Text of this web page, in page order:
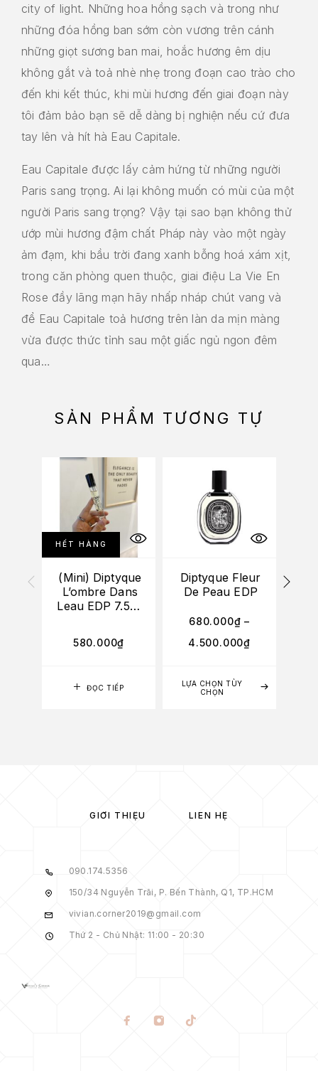
city of light. Những hoa hồng sạch và trong như
những đóa hồng ban sớm còn vương trên cánh
những giọt sương ban mai, hoắc hương êm dịu
không gắt và toả nhè nhẹ trong đoạn cao trào cho
đến khi kết thúc, khi mùi hương đến giai đoạn này
tôi đảm bảo bạn sẽ dễ dàng bị nghiện nếu cứ đưa
tay lên và hít hà Eau Capitale.
Eau Capitale được lấy cảm hứng từ những người
Paris sang trọng. Ai lại không muốn có mùi của một
người Paris sang trọng? Vậy tại sao bạn không thử
ướp mùi hương đậm chất Pháp này vào một ngày
ảm đạm, khi bầu trời đang xanh bỗng hoá xám xịt,
trong căn phòng quen thuộc, giai điệu La Vie En
Rose đầy lãng mạn hãy nhấp nháp chút vang và
để Eau Capitale toả hương trên làn da mịn màng
vừa được thức tỉnh sau một giấc ngủ ngon đêm
qua…
SẢN PHẨM TƯƠNG TỰ
HẾT HÀNG
ĐỌC TIẾP
(Mini) Diptyque
L’ombre Dans
Leau EDP 7.5ml
580.000₫
LỰA CHỌN TÙY
CHỌN
Diptyque Fleur
De Peau EDP
680.000₫ –
4.500.000₫
GIỚI THIỆU LIÊN HỆ
090.174.5356
150/34 Nguyễn Trãi, P. Bến Thành, Q1, TP.HCM
vivian.corner2019@gmail.com
Thứ 2 - Chủ Nhật: 11:00 - 20:30